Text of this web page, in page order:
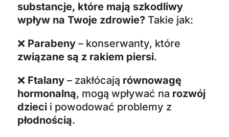
substancje, które mają szkodliwy
wpływ na Twoje zdrowie?Takie jak:
❌ Parabeny– konserwanty, które
związane są z rakiem piersi.
❌ Ftalany– zakłócają równowagę
hormonalną, mogą wpływać na rozwój
dziecii powodować problemy z
płodnością.